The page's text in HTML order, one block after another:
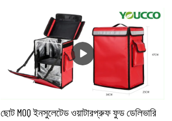
ছোট MOQ ইনসুলেটেড ওয়াটারপ্রুফ ফুড ডেলিভারি